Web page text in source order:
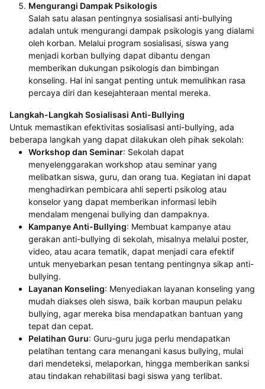
Mengurangi Dampak Psikologis
Salah satu alasan pentingnya sosialisasi anti-bullying
adalah untuk mengurangi dampak psikologis yang dialami
oleh korban. Melalui program sosialisasi, siswa yang
menjadi korban bullying dapat dibantu dengan
memberikan dukungan psikologis dan bimbingan
konseling. Hal ini sangat penting untuk memulihkan rasa
percaya diri dan kesejahteraan mental mereka.
Langkah-Langkah Sosialisasi Anti-Bullying
Untuk memastikan efektivitas sosialisasi anti-bullying, ada
beberapa langkah yang dapat dilakukan oleh pihak sekolah:
Workshop dan Seminar: Sekolah dapat
menyelenggarakan workshop atau seminar yang
melibatkan siswa, guru, dan orang tua. Kegiatan ini dapat
menghadirkan pembicara ahli seperti psikolog atau
konselor yang dapat memberikan informasi lebih
mendalam mengenai bullying dan dampaknya.
Kampanye Anti-Bullying: Membuat kampanye atau
gerakan anti-bullying di sekolah, misalnya melalui poster,
video, atau acara tematik, dapat menjadi cara efektif
untuk menyebarkan pesan tentang pentingnya sikap anti-
bullying.
Layanan Konseling: Menyediakan layanan konseling yang
mudah diakses oleh siswa, baik korban maupun pelaku
bullying, agar mereka bisa mendapatkan bantuan yang
tepat dan cepat.
Pelatihan Guru: Guru-guru juga perlu mendapatkan
pelatihan tentang cara menangani kasus bullying, mulai
dari mendeteksi, melaporkan, hingga memberikan sanksi
atau tindakan rehabilitasi bagi siswa yang terlibat.